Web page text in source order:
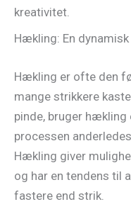
kreativitet.
Hækling: En
Hækling er ofte den
mange strikkere
pinde, bruger hækling
processen
Hækling giver
og har en tendens til
fastere end strik.